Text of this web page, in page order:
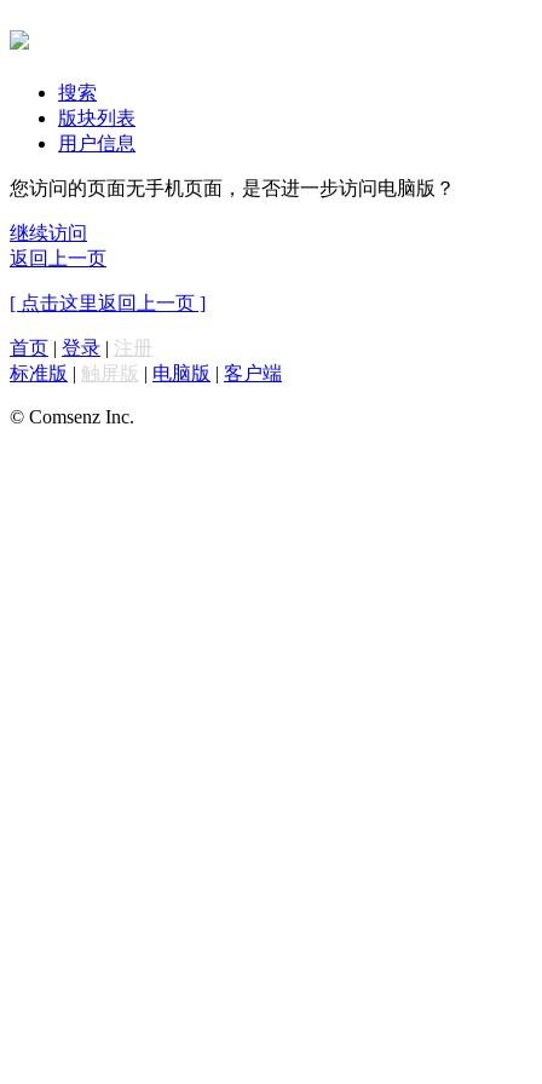
搜索
版块列表
用户信息
您访问的页面无手机页面，是否进一步访问电脑版？
继续访问
返回上一页
[ 点击这里返回上一页 ]
首页 | 登录 | 注册
标准版 | 触屏版 | 电脑版 | 客户端
© Comsenz Inc.